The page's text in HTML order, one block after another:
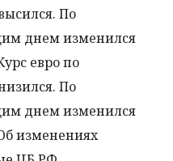
По
днем изменился
евро по
По
днем изменился
изменениях